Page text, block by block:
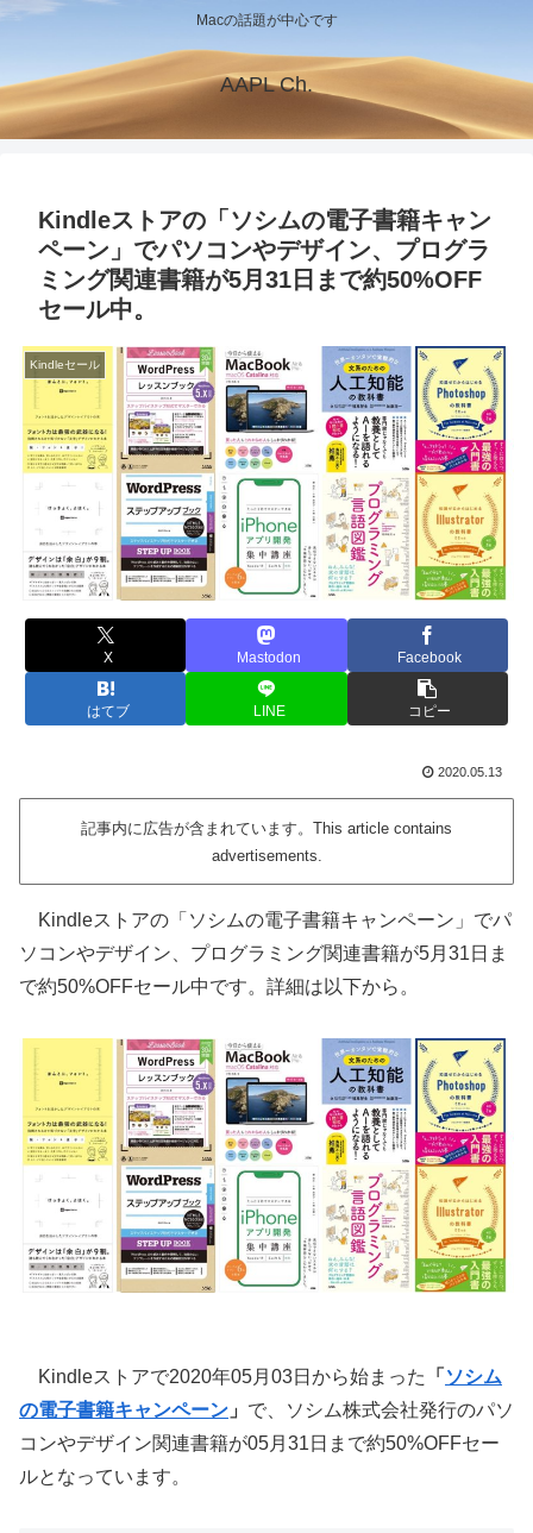
Macの話題が中心です
AAPL Ch.
Kindleストアの「ソシムの電子書籍キャン
ペーン」でパソコンやデザイン、プログラ
ミング関連書籍が5月31日まで約50%OFF
セール中。
Kindleセール
X Mastodon Facebook
はてブ LINE コピー
2020.05.13
記事内に広告が含まれています。This article contains
advertisements.
Kindleストアの「ソシムの電子書籍キャンペーン」でパ
ソコンやデザイン、プログラミング関連書籍が5月31日ま
で約50%OFFセール中です。詳細は以下から。
Kindleストアで2020年05月03日から始まった 「 ソシム
の電子書籍キャンペーン 」 で、ソシム株式会社発行のパソ
コンやデザイン関連書籍が05月31日まで約50%OFFセー
ルとなっています。